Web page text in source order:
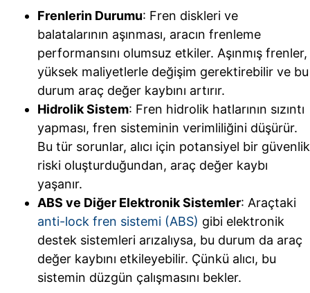
Frenlerin Durumu: Fren diskleri ve
balatalarının aşınması, aracın frenleme
performansını olumsuz etkiler. Aşınmış frenler,
yüksek maliyetlerle değişim gerektirebilir ve bu
durum araç değer kaybını artırır.
Hidrolik Sistem: Fren hidrolik hatlarının sızıntı
yapması, fren sisteminin verimliliğini düşürür.
Bu tür sorunlar, alıcı için potansiyel bir güvenlik
riski oluşturduğundan, araç değer kaybı
yaşanır.
ABS ve Diğer Elektronik Sistemler: Araçtaki
anti-lock fren sistemi (ABS) gibi elektronik
destek sistemleri arızalıysa, bu durum da araç
değer kaybını etkileyebilir. Çünkü alıcı, bu
sistemin düzgün çalışmasını bekler.